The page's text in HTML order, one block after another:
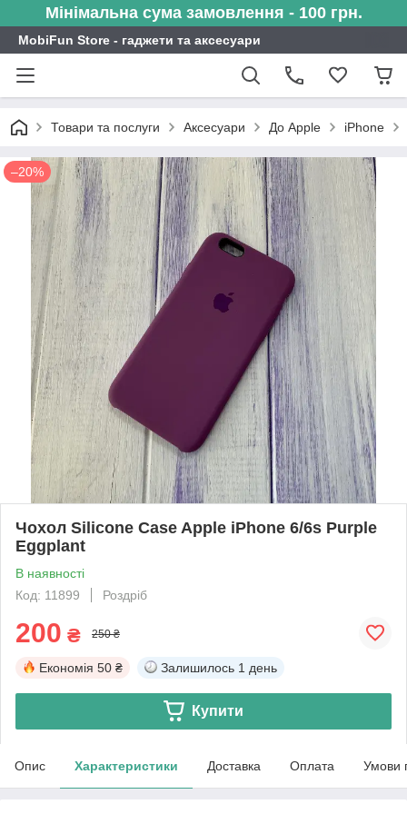
Мінімальна сума замовлення - 100 грн.
MobiFun Store - гаджети та аксесуари
Товари та послуги Аксесуари До Apple iPhone
–20%
Чохол Silicone Case Apple iPhone 6/6s Purple
Eggplant
В наявності
Код: 11899
Роздріб
200 ₴ 250 ₴
Економія 50 ₴ Залишилось 1 день
Купити
Опис Характеристики Доставка Оплата Умови